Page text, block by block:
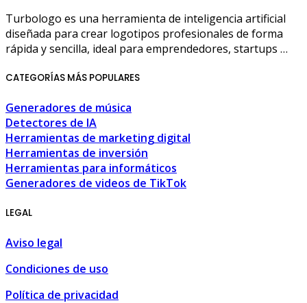
Turbologo es una herramienta de inteligencia artificial
diseñada para crear logotipos profesionales de forma
rápida y sencilla, ideal para emprendedores, startups …
CATEGORÍAS MÁS POPULARES
Generadores de música
Detectores de IA
Herramientas de marketing digital
Herramientas de inversión
Herramientas para informáticos
Generadores de videos de TikTok
LEGAL
Aviso legal
Condiciones de uso
Política de privacidad